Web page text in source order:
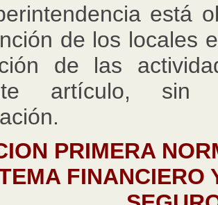
está
de los locales
de las
artículo, sin
PRIMERA
FINANCIERO